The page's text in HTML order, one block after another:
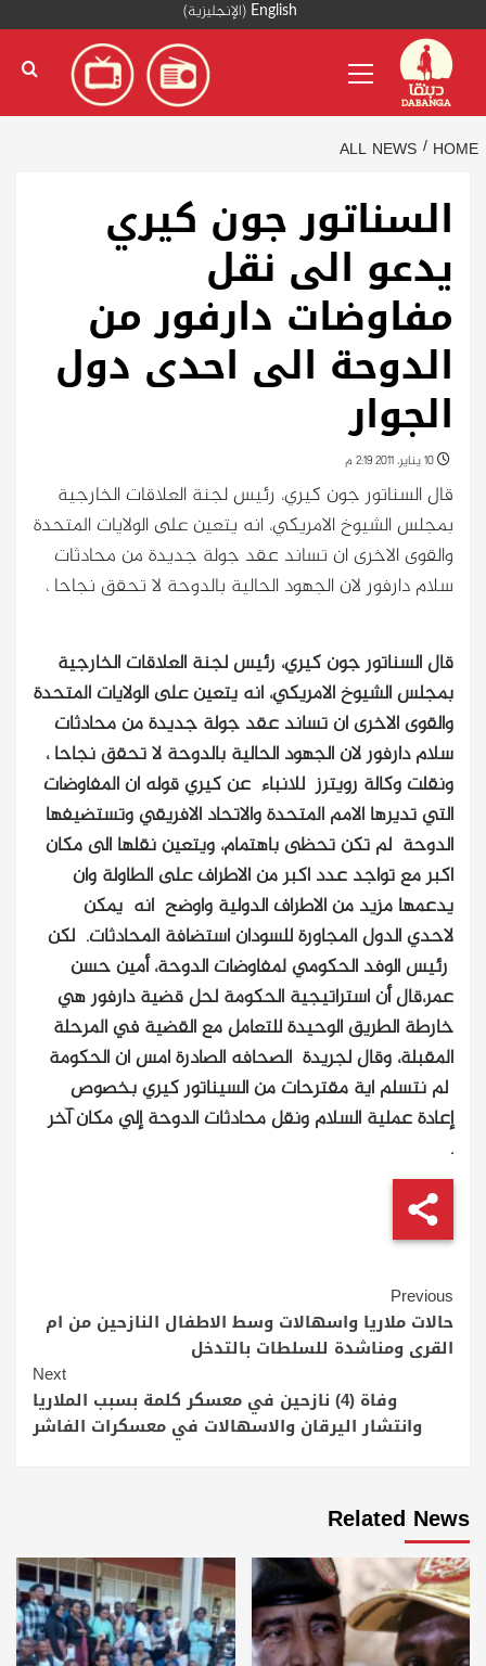
content
English
(الإنجليزية)
Menu
HOME
ALL NEWS
السناتور جون كيري
يدعو الى نقل
مفاوضات دارفور من
الدوحة الى احدى دول
الجوار
قال السناتور جون كيري، رئيس لجنة العلاقات الخارجية
بمجلس الشيوخ الامريكي، انه يتعين على الولايات المتحدة
والقوى الاخرى ان تساند عقد جولة جديدة من محادثات
سلام دارفور لان الجهود الحالية بالدوحة لا تحقق نجاحا ،
قال السناتور جون كيري، رئيس لجنة العلاقات الخارجية
بمجلس الشيوخ الامريكي، انه يتعين على الولايات المتحدة
والقوى الاخرى ان تساند عقد جولة جديدة من محادثات
سلام دارفور لان الجهود الحالية بالدوحة لا تحقق نجاحا ،
ونقلت وكالة رويترز للانباء عن كيري قوله ان المفاوضات
التي تديرها الامم المتحدة والاتحاد الافريقي وتستضيفها
الدوحة لم تكن تحظى باهتمام، ويتعين نقلها الى مكان
اكبر مع تواجد عدد اكبر من الاطراف على الطاولة وان
يدعمها مزيد من الاطراف الدولية واوضح انه يمكن
لاحدي الدول المجاورة للسودان استضافة المحادثات. لكن
رئيس الوفد الحكومي لمفاوضات الدوحة، أمين حسن
عمر،قال أن استراتيجية الحكومة لحل قضية دارفور هي
خارطة الطريق الوحيدة للتعامل مع القضية في المرحلة
المقبلة، وقال لجريدة الصحافه الصادرة امس ان الحكومة
لم نتسلم اية مقترحات من السيناتور كيري بخصوص
إعادة عملية السلام ونقل محادثات الدوحة إلي مكان آخر
.
Continue
Reading
Previous
حالات ملاريا واسهالات وسط الاطفال النازحين من ام
القرى ومناشدة للسلطات بالتدخل
Next
وفاة (4) نازحين في معسكر كلمة بسبب الملاريا
وانتشار اليرقان والاسهالات في معسكرات الفاشر
Related News